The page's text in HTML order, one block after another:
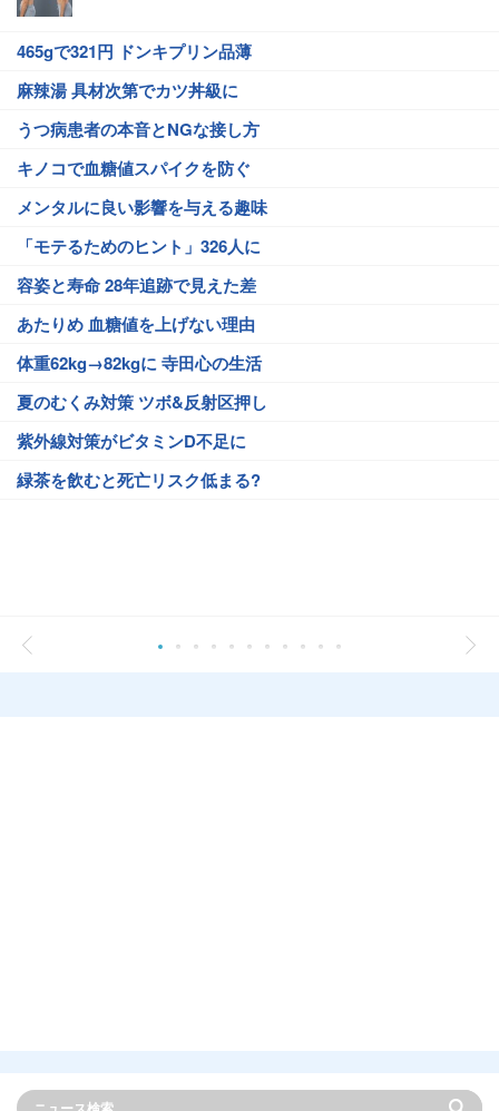
465gで321円 ドンキプリン品薄
麻辣湯 具材次第でカツ丼級に
うつ病患者の本音とNGな接し方
キノコで血糖値スパイクを防ぐ
メンタルに良い影響を与える趣味
「モテるためのヒント」326人に
容姿と寿命 28年追跡で見えた差
あたりめ 血糖値を上げない理由
体重62kg→82kgに 寺田心の生活
夏のむくみ対策 ツボ&反射区押し
紫外線対策がビタミンD不足に
緑茶を飲むと死亡リスク低まる?